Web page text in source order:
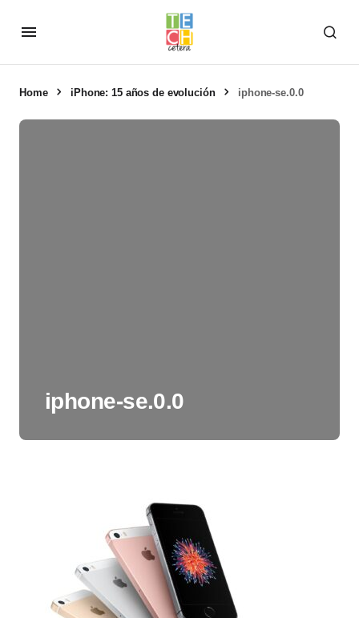
Home iPhone: 15 años de evolución iphone-se.0.0
iphone-se.0.0